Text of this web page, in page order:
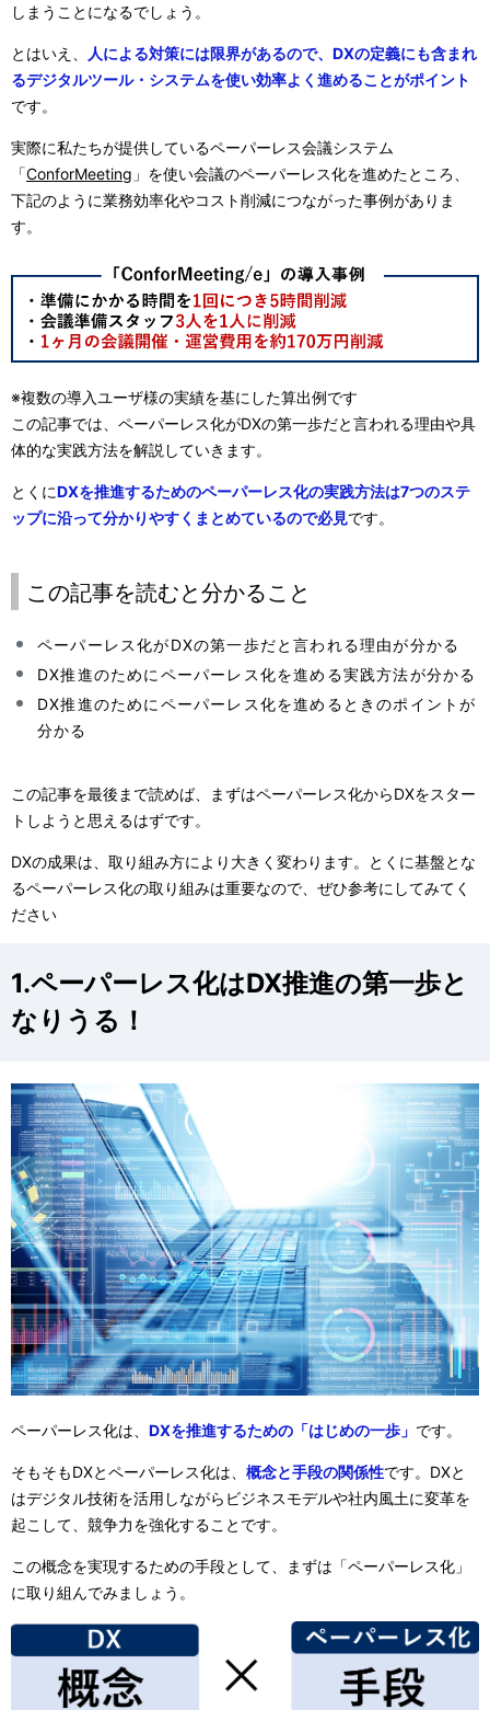
しまうことになるでしょう。
とはいえ、
人による対策には限界があるので、DXの定義にも含まれ
るデジタルツール・システムを使い効率よく進めることがポイント
です。
実際に私たちが提供しているペーパーレス会議システム
「ConforMeeting 」を使い会議のペーパーレス化を進めたところ、
下記のように業務効率化やコスト削減につながった事例がありま
す。
※複数の導入ユーザ様の実績を基にした算出例です
この記事では、ペーパーレス化がDXの第一歩だと言われる理由や具
体的な実践方法を解説していきます。
とくにDXを推進するためのペーパーレス化の実践方法は7つのステ
ップに沿って分かりやすくまとめているので必見です。
この記事を読むと分かること
ペーパーレス化がDXの第一歩だと言われる理由が分かる
DX推進のためにペーパーレス化を進める実践方法が分かる
DX推進のためにペーパーレス化を進めるときのポイントが
分かる
この記事を最後まで読めば、まずはペーパーレス化からDXをスター
トしようと思えるはずです。
DXの成果は、取り組み方により大きく変わります。とくに基盤とな
るペーパーレス化の取り組みは重要なので、ぜひ参考にしてみてく
ださい
1.ペーパーレス化はDX推進の第一歩と
なりうる！
ペーパーレス化は、 DXを推進するための「はじめの一歩」 です。
そもそもDXとペーパーレス化は、 概念と手段の関係性です。DXと
はデジタル技術を活用しながらビジネスモデルや社内風土に変革を
起こして、競争力を強化することです。
この概念を実現するための手段として、まずは「ペーパーレス化」
に取り組んでみましょう。